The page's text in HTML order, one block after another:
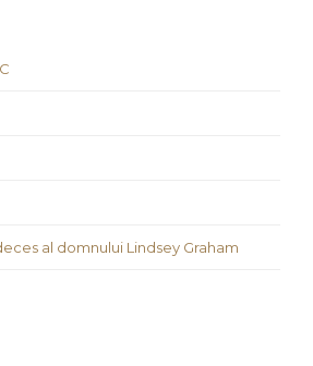
al domnului Lindsey Graham